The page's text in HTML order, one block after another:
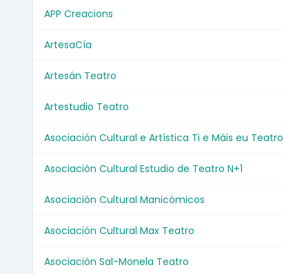
APP Creacions
ArtesaCía
Artesán Teatro
Artestudio Teatro
Asociación Cultural e Artística Ti e Máis eu Teatro
Asociación Cultural Estudio de Teatro N+1
Asociación Cultural Manicómicos
Asociación Cultural Max Teatro
Asociación Sal-Monela Teatro